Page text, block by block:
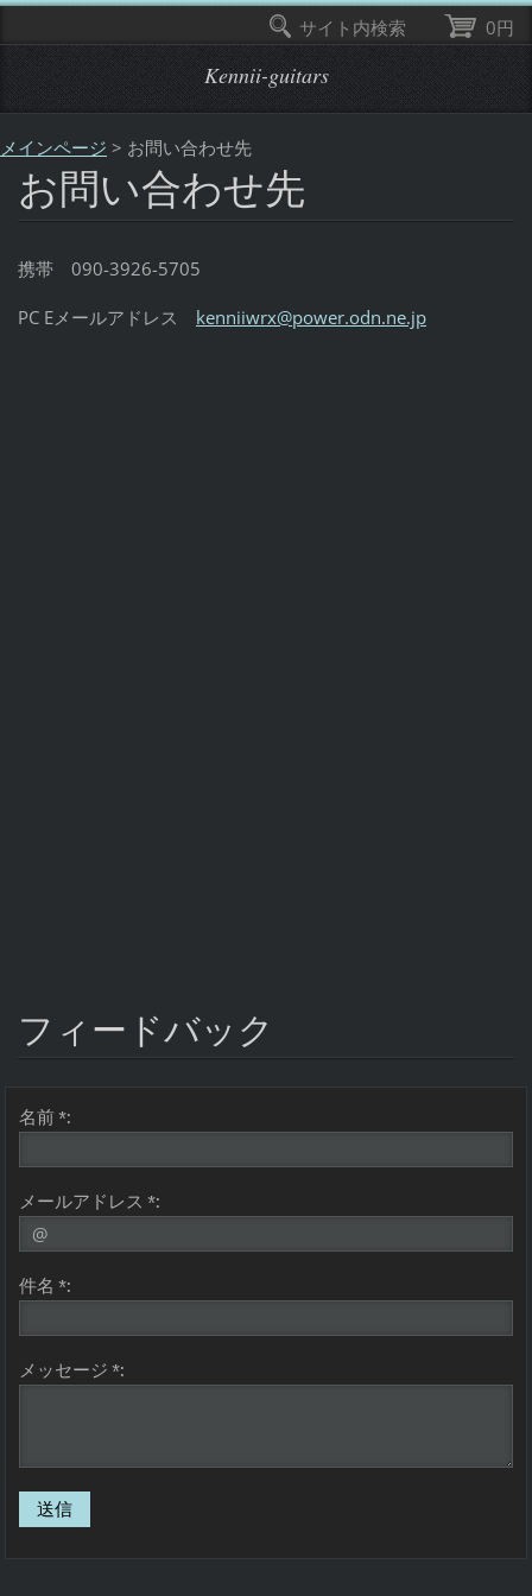
Kennii-guitars
メインページ > お問い合わせ先
お問い合わせ先
携帯 090-3926-5705
PC Eメールアドレス kenniiwrx@power.odn.ne.jp
フィードバック
名前 *:
メールアドレス *:
件名 *:
メッセージ *:
0円
サイト内検索